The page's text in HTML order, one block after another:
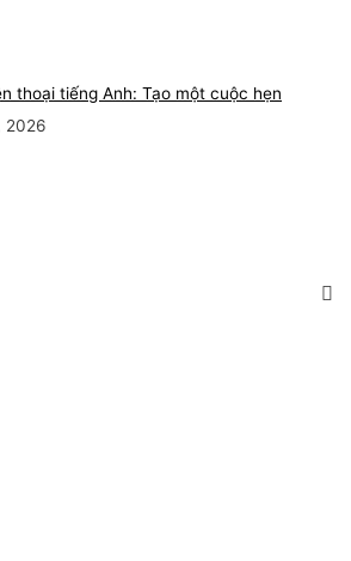
thoại tiếng Anh: Tạo một cuộc hẹn
2026